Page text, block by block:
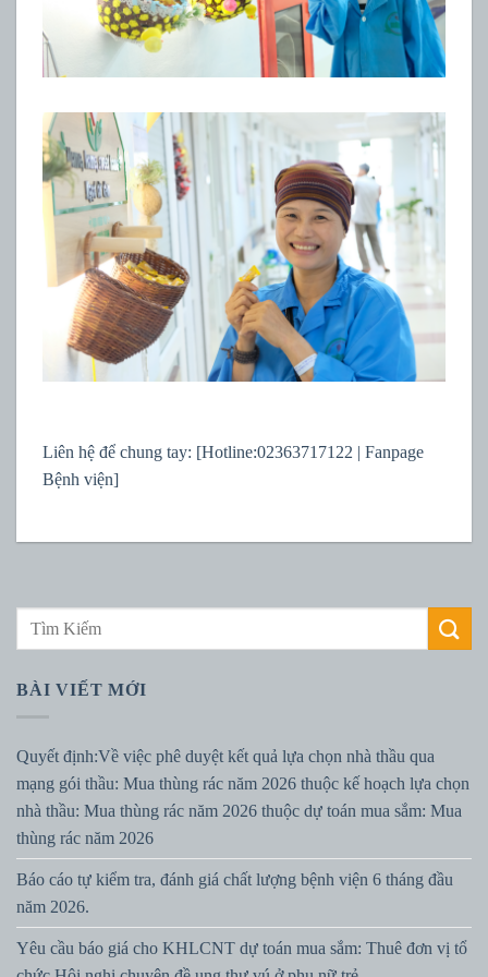
Liên hệ để chung tay: [Hotline:02363717122 | Fanpage
Bệnh viện]
BÀI VIẾT MỚI
Quyết định:Về việc phê duyệt kết quả lựa chọn nhà thầu qua
mạng gói thầu: Mua thùng rác năm 2026 thuộc kế hoạch lựa chọn
nhà thầu: Mua thùng rác năm 2026 thuộc dự toán mua sắm: Mua
thùng rác năm 2026
Báo cáo tự kiểm tra, đánh giá chất lượng bệnh viện 6 tháng đầu
năm 2026.
Yêu cầu báo giá cho KHLCNT dự toán mua sắm: Thuê đơn vị tổ